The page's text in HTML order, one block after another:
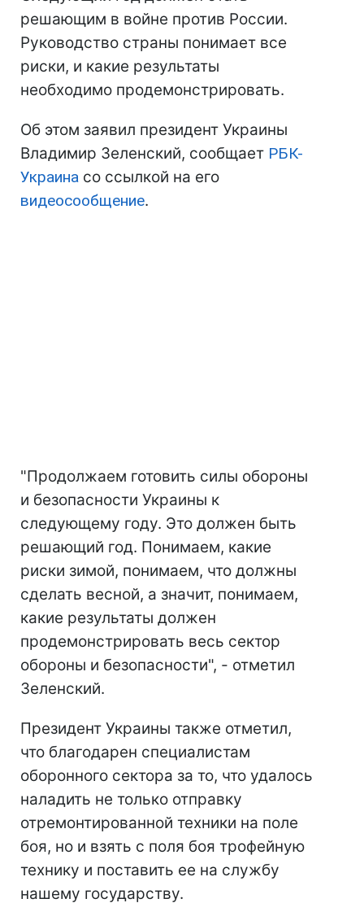
решающим в войне против России.
Руководство страны понимает все
риски, и какие результаты
необходимо продемонстрировать.
Об этом заявил президент Украины
Владимир Зеленский, сообщает РБК-
Украина со ссылкой на его
видеосообщение.
"Продолжаем готовить силы обороны
и безопасности Украины к
следующему году. Это должен быть
решающий год. Понимаем, какие
риски зимой, понимаем, что должны
сделать весной, а значит, понимаем,
какие результаты должен
продемонстрировать весь сектор
обороны и безопасности", - отметил
Зеленский.
Президент Украины также отметил,
что благодарен специалистам
оборонного сектора за то, что удалось
наладить не только отправку
отремонтированной техники на поле
боя, но и взять с поля боя трофейную
технику и поставить ее на службу
нашему государству.